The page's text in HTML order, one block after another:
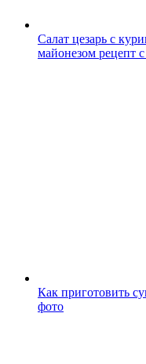
Салат цезарь с
майонезом рецепт
Как приготовить
фото